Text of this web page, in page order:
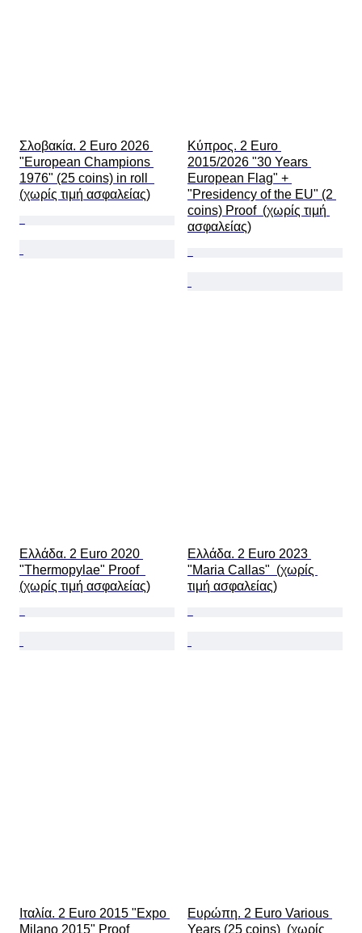
Σλοβακία. 2 Euro 2026
"European Champions
1976" (25 coins) in roll
(χωρίς τιμή ασφαλείας)
Κύπρος. 2 Euro
2015/2026 "30 Years
European Flag" +
"Presidency of the EU" (2
coins) Proof  (χωρίς τιμή
ασφαλείας)
Ελλάδα. 2 Euro 2020
"Thermopylae" Proof
(χωρίς τιμή ασφαλείας)
Ελλάδα. 2 Euro 2023
"Maria Callas"  (χωρίς
τιμή ασφαλείας)
Ιταλία. 2 Euro 2015 "Expo
Milano 2015" Proof
Ευρώπη. 2 Euro Various
Years (25 coins)  (χωρίς